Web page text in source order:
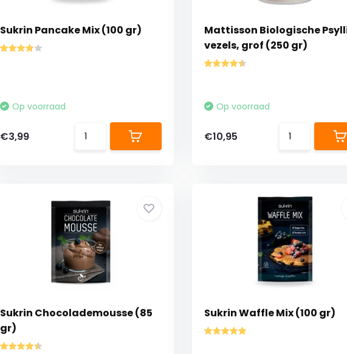
Sukrin Pancake Mix (100 gr)
Op voorraad
€3,99
Mattisson Biologische
vezels, grof (250 gr)
Op voorraad
€10,95
Sukrin Chocolademousse (85
gr)
Sukrin Waffle Mix (100 gr)